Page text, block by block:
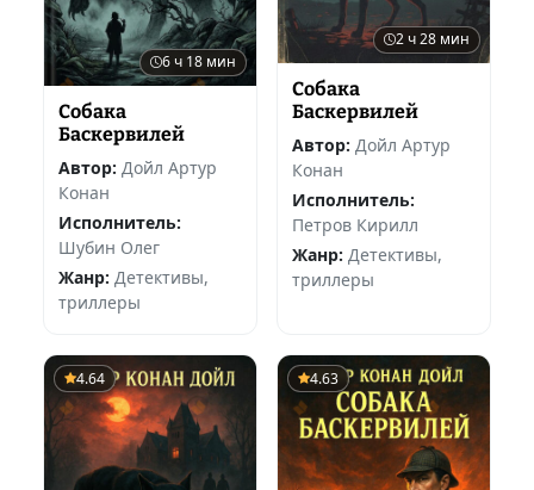
6 ч 18 мин
Собака
Баскервилей
Автор: Дойл Артур
Конан
Исполнитель:
Шубин Олег
Жанр: Детективы,
триллеры
2 ч 28 мин
Собака
Баскервилей
Автор: Дойл Артур
Конан
Исполнитель:
Петров Кирилл
Жанр: Детективы,
триллеры
4.64 4.63